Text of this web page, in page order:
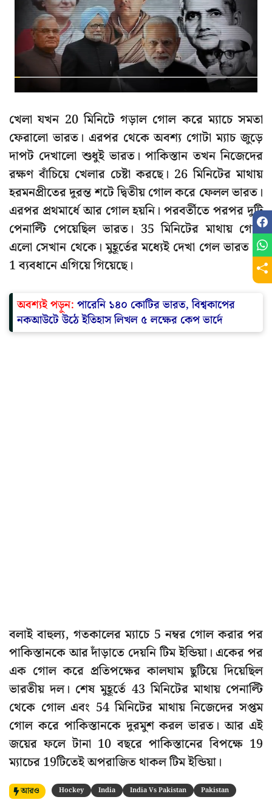
খেলা যখন 20 মিনিটে গড়াল গোল করে ম্যাচে সমতা
ফেরালো ভারত। এরপর থেকে অবশ্য গোটা ম্যাচ জুড়ে
দাপট দেখালো শুধুই ভারত। পাকিস্তান তখন নিজেদের
রক্ষণ বাঁচিয়ে খেলার চেষ্টা করছে। 26 মিনিটের মাথায়
হরমনপ্রীতের দুরন্ত শটে দ্বিতীয় গোল করে ফেলল ভারত।
এরপর প্রথমার্ধে আর গোল হয়নি। পরবর্তীতে পরপর দুটি
পেনাল্টি পেয়েছিল ভারত। 35 মিনিটের মাথায় গোল
এলো সেখান থেকে। মুহূর্তের মধ্যেই দেখা গেল ভারত 4-
1 ব্যবধানে এগিয়ে গিয়েছে।
অবশ্যই পড়ুন: পারেনি ১৪০ কোটির ভারত, বিশ্বকাপের
নকআউটে উঠে ইতিহাস লিখল ৫ লক্ষের কেপ ভার্দে
বলাই বাহুল্য, গতকালের ম্যাচে 5 নম্বর গোল করার পর
পাকিস্তানকে আর দাঁড়াতে দেয়নি টিম ইন্ডিয়া। একের পর
এক গোল করে প্রতিপক্ষের কালঘাম ছুটিয়ে দিয়েছিল
ভারতীয় দল। শেষ মুহূর্তে 43 মিনিটের মাথায় পেনাল্টি
থেকে গোল এবং 54 মিনিটের মাথায় নিজেদের সপ্তম
গোল করে পাকিস্তানকে দুরমুশ করল ভারত। আর এই
জয়ের ফলে টানা 10 বছরে পাকিস্তানের বিপক্ষে 19
ম্যাচের 19টিতেই অপরাজিত থাকল টিম ইন্ডিয়া।
আরও Hockey India India Vs Pakistan Pakistan